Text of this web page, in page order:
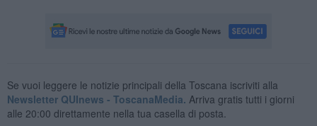
Se vuoi leggere le notizie principali della Toscana iscriviti alla
Newsletter QUInews - ToscanaMedia. Arriva gratis tutti i giorni
alle 20:00 direttamente nella tua casella di posta.